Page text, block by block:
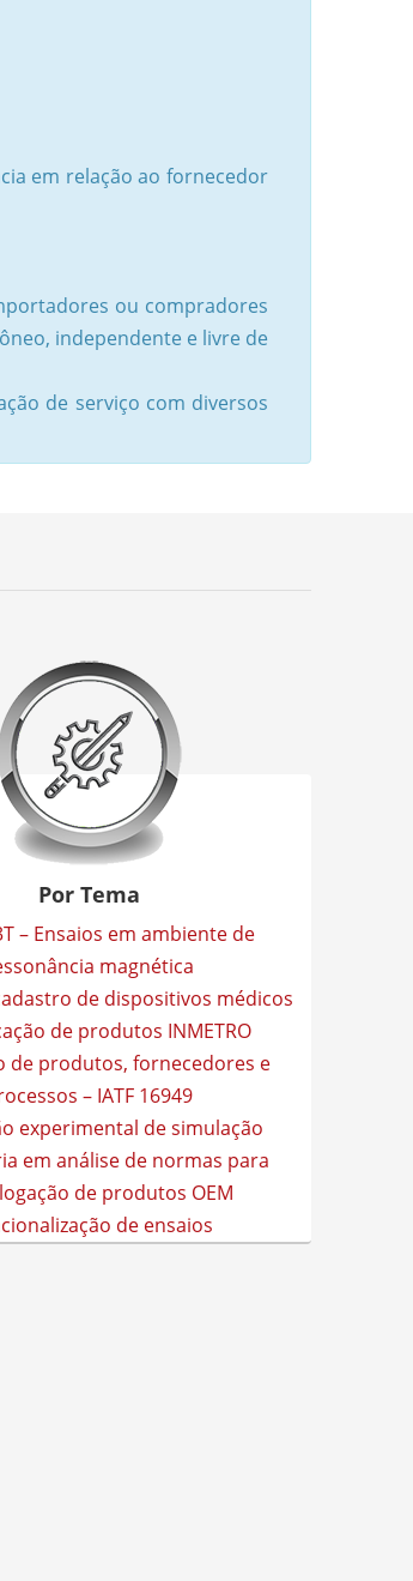
em relação ao fornecedor
ou compradores
independente e livre de
de serviço com diversos
Por Tema
– Ensaios em ambiente de
magnética
de dispositivos médicos
de produtos INMETRO
de produtos, fornecedores e
– IATF 16949
experimental de simulação
em análise de normas para
de produtos OEM
de ensaios